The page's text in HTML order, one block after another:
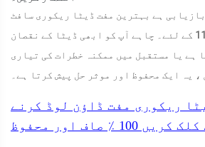
ہے بہترین مفت ڈیٹا ریکوری سافٹ
ویئر ونڈوز 11/10/8/8.1 کے لئے۔ چاہے آپ کو ابھی ڈیٹا کے نقصان
ہے یا مستقبل میں ممکنہ خطرات کی تیاری
، یہ ایک محفوظ اور موثر حل پیش کرتا ہے۔
ریکوری مفت ڈاؤن لوڈ کرنے
کلک کریں
صاف اور محفوظ